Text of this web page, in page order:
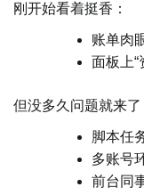
刚开始看着挺香：
账单肉
面板上“
但没多久问题就来了
脚本任
多账号
前台同